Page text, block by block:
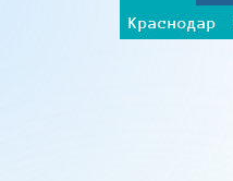
Краснодар